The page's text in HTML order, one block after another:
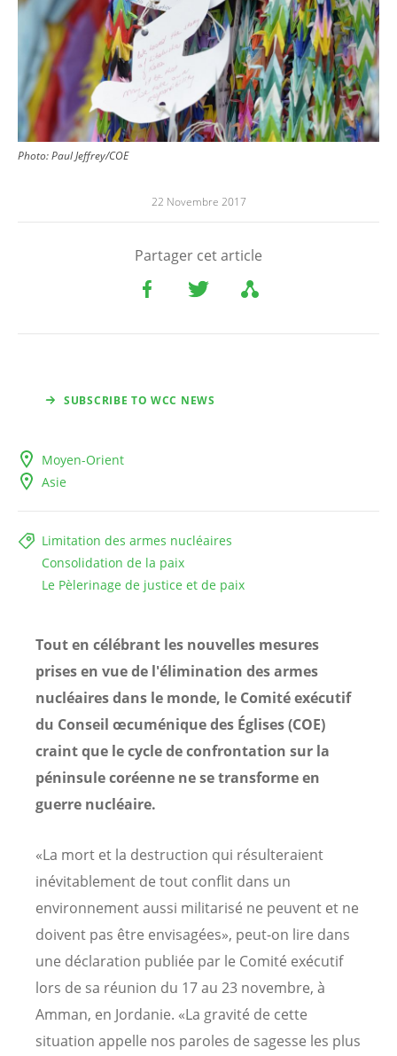
Photo: Paul Jeffrey/COE
22 Novembre 2017
Partager cet article
SUBSCRIBE TO WCC NEWS
Moyen-Orient
Asie
Limitation des armes nucléaires
Consolidation de la paix
Le Pèlerinage de justice et de paix
Tout en célébrant les nouvelles mesures
prises en vue de l'élimination des armes
nucléaires dans le monde, le Comité exécutif
du Conseil œcuménique des Églises (COE)
craint que le cycle de confrontation sur la
péninsule coréenne ne se transforme en
guerre nucléaire.
«La mort et la destruction qui résulteraient
inévitablement de tout conflit dans un
environnement aussi militarisé ne peuvent et ne
doivent pas être envisagées», peut-on lire dans
une déclaration publiée par le Comité exécutif
lors de sa réunion du 17 au 23 novembre, à
Amman, en Jordanie. «La gravité de cette
situation appelle nos paroles de sagesse les plus